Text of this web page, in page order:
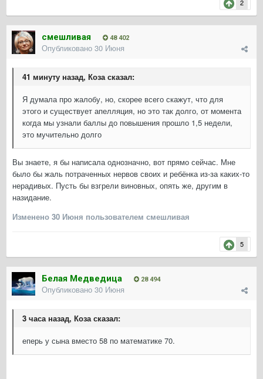
2
смешливая 48 402
Опубликовано 30 Июня
41 минуту назад, Коза сказал:
Я думала про жалобу, но, скорее всего скажут, что для
этого и существует апелляция, но это так долго, от момента
когда мы узнали баллы до повышения прошло 1,5 недели,
это мучительно долго
Вы знаете, я бы написала однозначно, вот прямо сейчас. Мне
было бы жаль потраченных нервов своих и ребёнка из-за каких-то
нерадивых. Пусть бы взгрели виновных, опять же, другим в
назидание.
Изменено 30 Июня пользователем смешливая
5
Белая Медведица 28 494
Опубликовано 30 Июня
3 часа назад, Коза сказал:
еперь у сына вместо 58 по математике 70.